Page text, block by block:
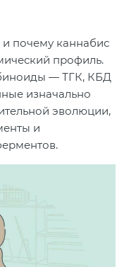
и почему каннабис
профиль.
— ТГК, КБД
изначально
эволюции,
и